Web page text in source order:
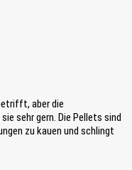
aber die
sehr gern. Die Pellets sind
zu kauen und schlingt